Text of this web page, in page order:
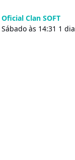
Oficial Clan SOFT
Sábado às 14:31 1 dia